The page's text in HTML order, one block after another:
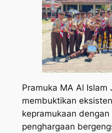
Pramuka MA Al Islam
membuktikan
kepramukaan
penghargaan